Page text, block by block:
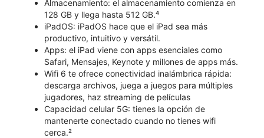
Almacenamiento: el almacenamiento comienza en
128 GB y llega hasta 512 GB.⁴
iPadOS: iPadOS hace que el iPad sea más
productivo, intuitivo y versátil.
Apps: el iPad viene con apps esenciales como
Safari, Mensajes, Keynote y millones de apps más.
Wifi 6 te ofrece conectividad inalámbrica rápida:
descarga archivos, juega a juegos para múltiples
jugadores, haz streaming de películas
Capacidad celular 5G: tienes la opción de
mantenerte conectado cuando no tienes wifi
cerca.²